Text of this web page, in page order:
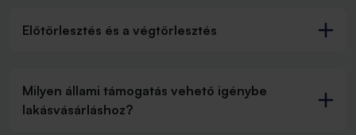
Előtörlesztés és a végtörlesztés
Milyen állami támogatás vehető igénybe
lakásvásárláshoz?